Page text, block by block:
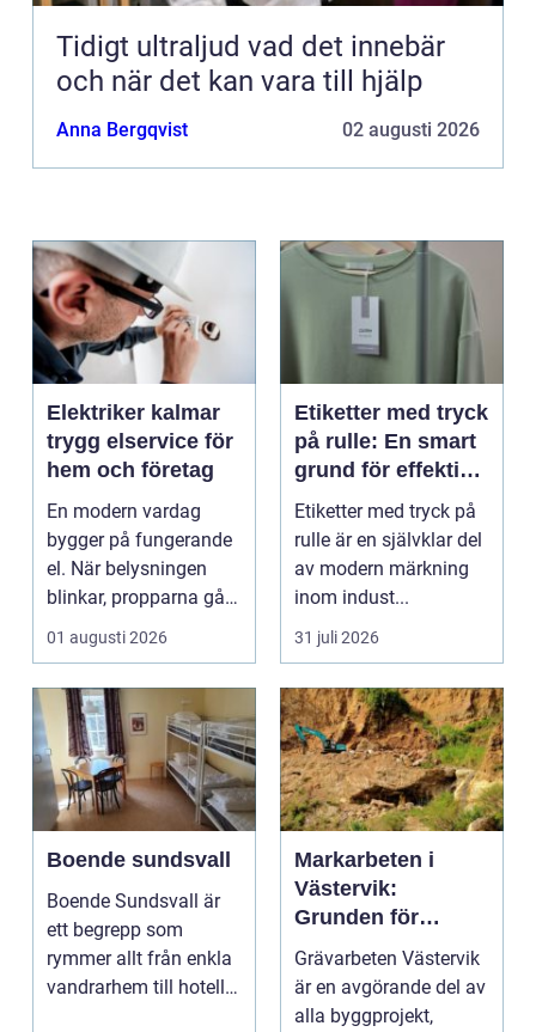
Tidigt ultraljud vad det innebär
och när det kan vara till hjälp
Anna Bergqvist 02 augusti 2026
Elektriker kalmar
trygg elservice för
hem och företag
En modern vardag
bygger på fungerande
el. När belysningen
blinkar, propparna går
eller en ny laddbox...
01 augusti 2026
Etiketter med tryck
på rulle: En smart
grund för effektiv
märkning
Etiketter med tryck på
rulle är en självklar del
av modern märkning
inom indust...
31 juli 2026
Boende sundsvall
Boende Sundsvall är
ett begrepp som
rymmer allt från enkla
vandrarhem till hotell
Markarbeten i
Västervik:
Grunden för
hållbara
byggprojekt
Grävarbeten Västervik
är en avgörande del av
alla byggprojekt,